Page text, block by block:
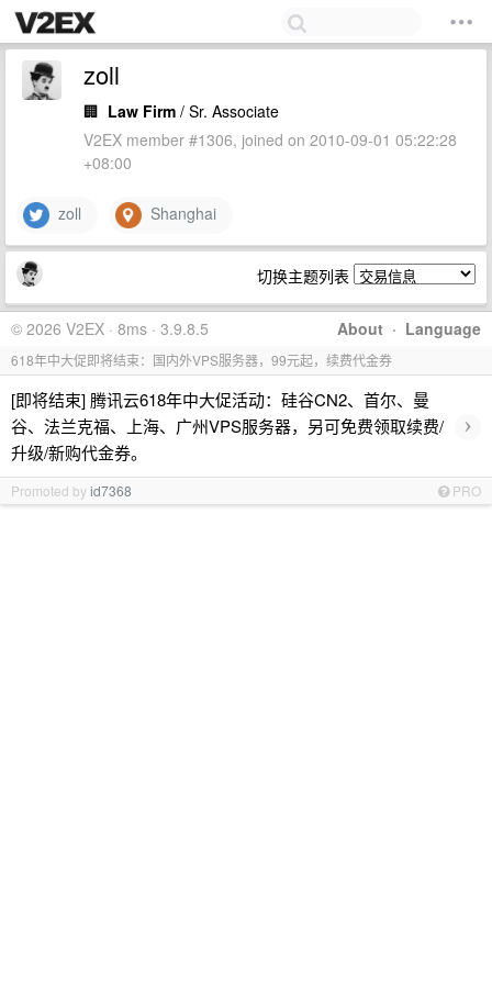
zoll
🏢 Law Firm / Sr. Associate
V2EX member #1306, joined on 2010-09-01 05:22:28
+08:00
zoll Shanghai
切换主题列表
About · Language
© 2026 V2EX · 8ms · 3.9.8.5
618年中大促即将结束：国内外VPS服务器，99元起，续费代金券
[即将结束] 腾讯云618年中大促活动：硅谷CN2、首尔、曼
谷、法兰克福、上海、广州VPS服务器，另可免费领取续费/
升级/新购代金券。
›
Promoted byid7368 PRO